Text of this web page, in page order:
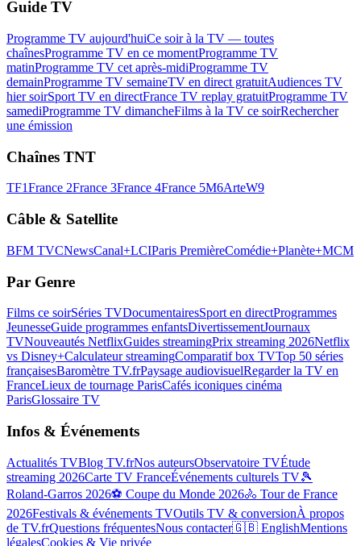
Guide TV
Programme TV aujourd'huiCe soir à la TV — toutes
chaînesProgramme TV en ce momentProgramme TV
matinProgramme TV cet après-midiProgramme TV
demainProgramme TV semaineTV en direct gratuitAudiences TV
hier soirSport TV en directFrance TV replay gratuitProgramme TV
samediProgramme TV dimancheFilms à la TV ce soirRechercher
une émission
Chaînes TNT
TF1France 2France 3France 4France 5M6ArteW9
Câble & Satellite
BFM TVCNewsCanal+LCIParis PremièreComédie+Planète+MCM
Par Genre
Films ce soirSéries TVDocumentairesSport en directProgrammes
JeunesseGuide programmes enfantsDivertissementJournaux
TVNouveautés NetflixGuides streamingPrix streaming 2026Netflix
vs Disney+Calculateur streamingComparatif box TVTop 50 séries
françaisesBaromètre TV.frPaysage audiovisuelRegarder la TV en
FranceLieux de tournage ParisCafés iconiques cinéma
ParisGlossaire TV
Infos & Événements
Actualités TVBlog TV.frNos auteursObservatoire TVÉtude
streaming 2026Carte TV FranceÉvénements culturels TV🎾
Roland-Garros 2026⚽ Coupe du Monde 2026🚴 Tour de France
2026Festivals & événements TVOutils TV & conversionÀ propos
de TV.frQuestions fréquentesNous contacter🇬🇧 EnglishMentions
légalesCookies & Vie privée